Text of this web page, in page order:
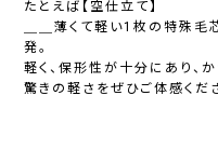
たとえば【空仕立て】
＿＿薄くて軽い1枚の特殊
発。
軽く、保形性が十分にあり、
驚きの軽さをぜひご体感くだ